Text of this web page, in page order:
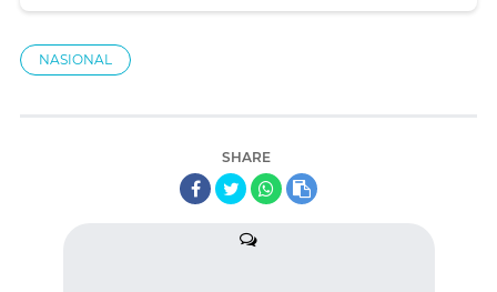
NASIONAL
SHARE